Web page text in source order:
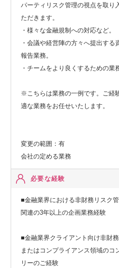
パーティリスク管理の視点を取り
ただきます。
・様々な金融規制への対応など。
・会議や経営陣の方々へ提出す
報告業務。
・チームをより良くするための業
※こちらは業務の一例です。ご経
適な業務をお任せいたします。
変更の範囲：有
会社の定める業務
必要な経験
■金融業界における非財務リスク
関連の3年以上の企画業務経験
■金融業界クライアント向け非財
またはコンプライアンス領域のコ
リーのご経験